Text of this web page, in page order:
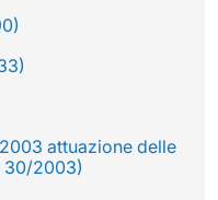
attuazione delle
30/2003)